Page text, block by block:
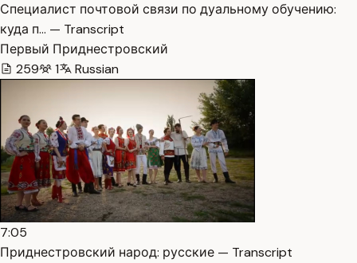
Специалист почтовой связи по дуальному обучению:
куда п… — Transcript
Первый Приднестровский
259
1 Russian
7:05
Приднестровский народ: русские — Transcript